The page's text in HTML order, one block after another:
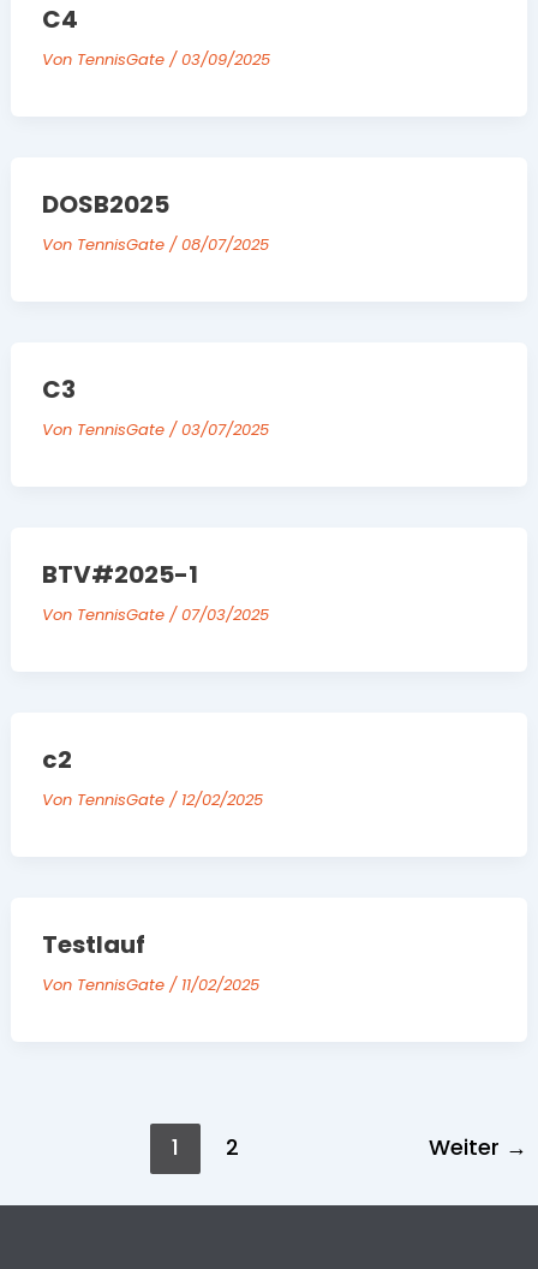
C4
Von TennisGate /03/09/2025
DOSB2025
Von TennisGate /08/07/2025
C3
Von TennisGate /03/07/2025
BTV#2025-1
Von TennisGate /07/03/2025
c2
Von TennisGate / 12/02/2025
Testlauf
Von TennisGate / 11/02/2025
1 2 Weiter →